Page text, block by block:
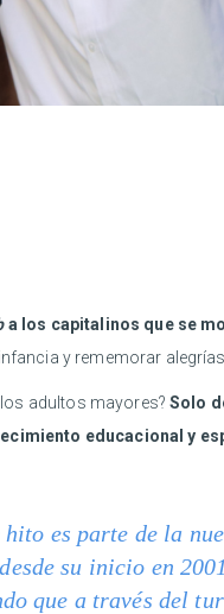
a los capitalinos que se
y rememorar alegrías.
los adultos mayores?Solo
educacional y
es parte de la
su inicio en
que a través del